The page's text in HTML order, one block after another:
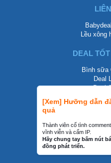
[Xem] Hưỡng dẫn
quả
Thành viên cố tình
vĩnh viễn và cấm IP.
Hãy chung tay bấm nút
đồng phát triển.
Lều xông
DEAL
Bình sữa
Deal
Deal